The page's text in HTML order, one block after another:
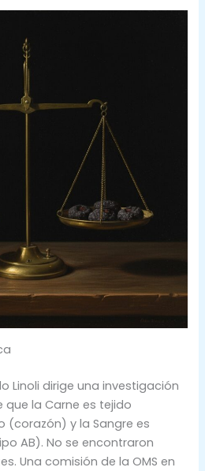
Linoli dirige una investigación
la Carne es tejido
(corazón) y la Sangre es
AB). No se encontraron
Una comisión de la OMS en